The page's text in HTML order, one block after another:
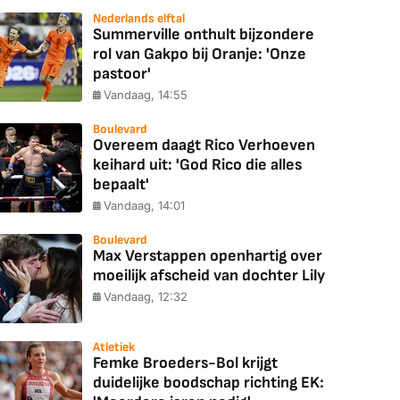
Nederlands elftal
Summerville onthult bijzondere
rol van Gakpo bij Oranje: 'Onze
pastoor'
Vandaag, 14:55
Boulevard
Overeem daagt Rico Verhoeven
keihard uit: 'God Rico die alles
bepaalt'
Vandaag, 14:01
Boulevard
Max Verstappen openhartig over
moeilijk afscheid van dochter Lily
Vandaag, 12:32
Atletiek
Femke Broeders-Bol krijgt
duidelijke boodschap richting EK: